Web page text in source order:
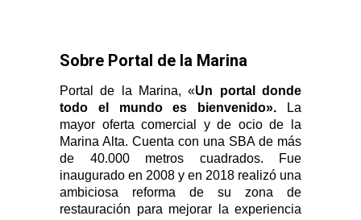
Sobre Portal de la Marina
Portal de la Marina, «Un portal donde
todo el mundo es bienvenido».
La
mayor oferta comercial y de ocio de la
Marina Alta. Cuenta con una SBA de más
de 40.000 metros cuadrados. Fue
inaugurado en 2008 y en 2018 realizó una
ambiciosa reforma de su zona de
restauración para mejorar la experiencia